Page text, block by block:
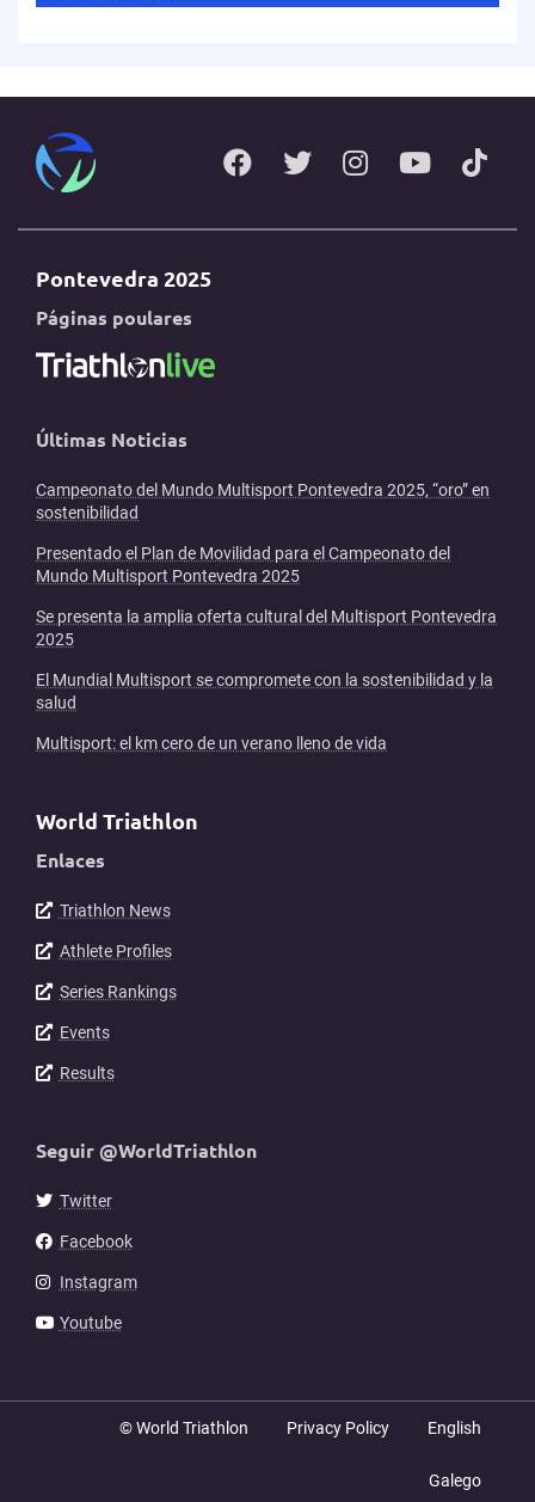
Pontevedra 2025
Páginas poulares
Últimas Noticias
Campeonato del Mundo Multisport Pontevedra 2025, “oro” en
sostenibilidad
Presentado el Plan de Movilidad para el Campeonato del
Mundo Multisport Pontevedra 2025
Se presenta la amplia oferta cultural del Multisport Pontevedra
2025
El Mundial Multisport se compromete con la sostenibilidad y la
salud
Multisport: el km cero de un verano lleno de vida
World Triathlon
Enlaces
Triathlon News
Athlete Profiles
Series Rankings
Events
Results
Seguir @WorldTriathlon
Twitter
Facebook
Instagram
Youtube
© World Triathlon Privacy Policy English
Galego